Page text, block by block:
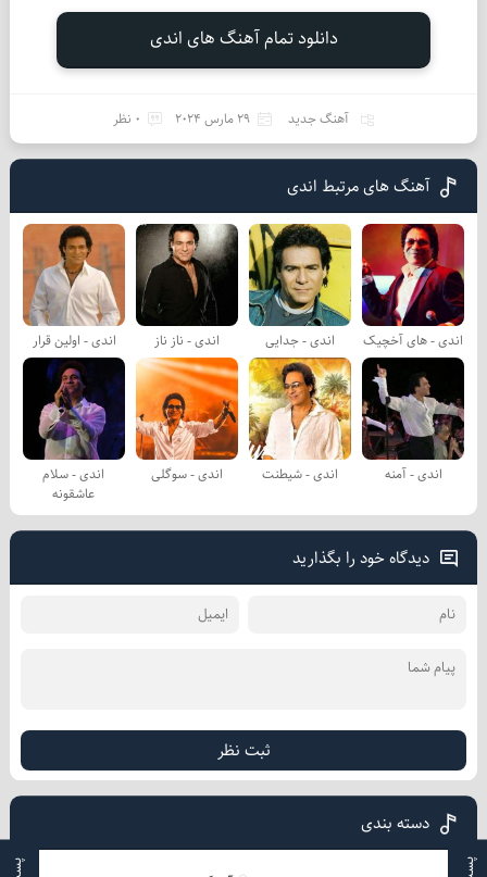
دانلود تمام آهنگ های اندی
آهنگ جدید 29 مارس 2024 0 نظر
آهنگ های مرتبط اندی
اندی - های آخچیک اندی - جدایی اندی - ناز ناز اندی - اولین قرار
اندی - آمنه اندی - شیطنت اندی - سوگلی
اندی - سلام
عاشقونه
دیدگاه خود را بگذارید
ثبت نظر
دسته بندی